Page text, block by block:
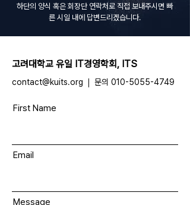
하단의 양식 혹은 ​회장단 연락처로 직접 보내주시면 빠
른 시일 내에 답변드리겠습니다.
고려대학교 유일 IT경영학회, ITS
contact@kuits.org 문의 010-5055-4749
First Name
Email
Message